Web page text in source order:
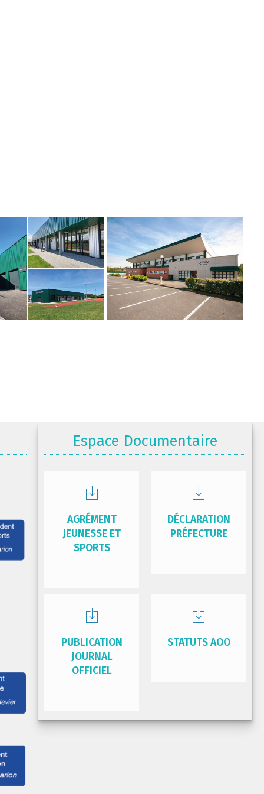
Espace Documentaire
AGRÉMENT
JEUNESSE ET
SPORTS
DÉCLARATION
PRÉFECTURE
PUBLICATION
JOURNAL
OFFICIEL
STATUTS AOO